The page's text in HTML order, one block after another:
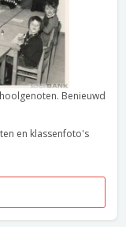
Benieuwd
en klassenfoto's